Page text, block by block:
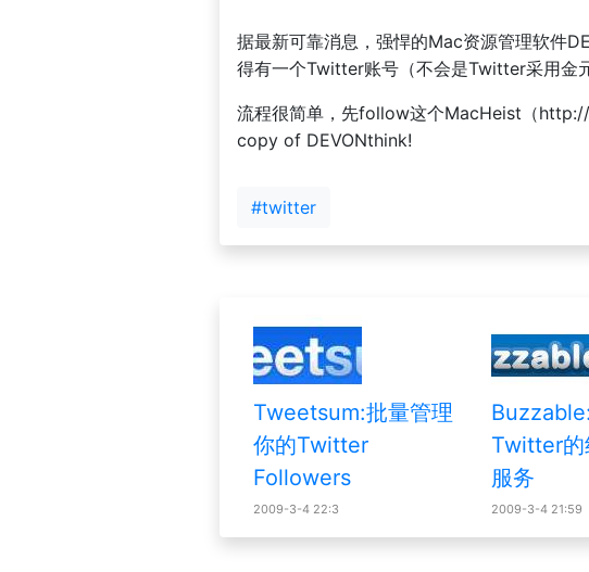
据最新可靠消息，强悍的Mac资源管理软件
得有一个Twitter账号（不会是Twitter采用金
流程很简单，先follow这个MacHeist（
copy of DEVONthink!
#twitter
Tweetsum:批量管理
你的Twitter
Followers
2009-3-4 22:3
Twitter的
服务
2009-3-4 21:59